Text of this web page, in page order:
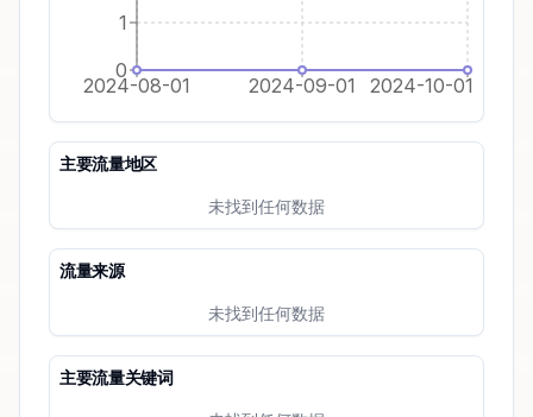
2024-08-01 2024-09-01 2024-10-01
0
1
主要流量地区
未找到任何数据
流量来源
未找到任何数据
主要流量关键词